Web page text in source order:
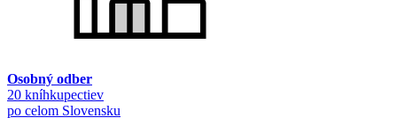
Osobný odber
20 kníhkupectiev
po celom Slovensku